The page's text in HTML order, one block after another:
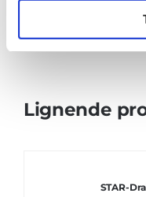
Lignende
STAR-